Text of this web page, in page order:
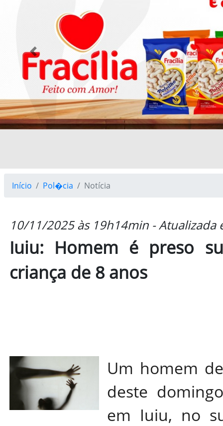
Previous
Início Pol�cia Notícia
10/11/2025 às 19h14min -
Iuiu: Homem é preso
criança de 8 anos
Um homem
deste
em Iuiu, no